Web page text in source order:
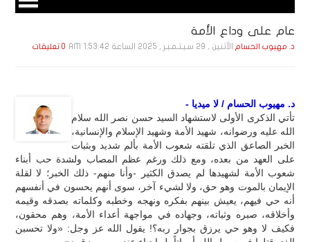
عام على وداع الأمة
د. مهيوب الحسام الأثنين , 29 سـبـتـمـبـر , 2025 الساعة 1:53:42 AM 0 تعليقات
د. مهيوب الحسام / لا ميديا -
تأتي الذكرى الأولى لاستشهاد السيد حسن نصر الله سلام
الله عليه ورضوانه، شهيد الأمة وشهيد الإسلام والإنسانية،
الخبر الصاعق الذي تلقته شعوب الأمة بألم شديد وبثبات
على العهد من بعده، ومع ذلك ورغم عظم المصاب ولشدة حب أبناء
شعوب الأمة لشهيدها لم يصدق الكثير -وأنا منهم- ذلك الخبر؛ لا لقلة
الإيمان بالموت وهو حق، ولا لشيء آخر، سوى أنهم يحسون في أنفسهم
أنه حي فيهم، يعيش بينهم بفكره ونهجه وخطبه وكلماته بصدقه وقيمه
وأخلاقه، صبره وثباته، وجهاده في مواجهة أعداء الأمة، وهم محقون،
فكيف لا وهو حي يرزق بجوار ربه؟! يقول الله عز وجل: «ولا تحسبن